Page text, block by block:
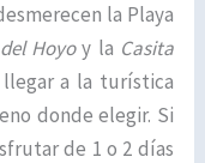
la Playa
del Hoyoy la Casita
llegar a la turística
donde elegir. Si
de 1 o 2 días